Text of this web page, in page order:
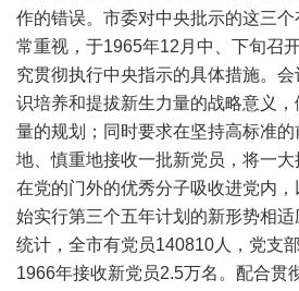
作的错误。市委对中央批示的这三
常重视，于1965年12月中、下旬召
究贯彻执行中央指示的具体措施。
识培养和提拔新生力量的战略意义
量的规划；同时要求在坚持高标准
地、慎重地接收一批新党员，将一
在党的门外的优秀分子吸收进党内
始实行第三个五年计划的新形势相
统计，全市有党员140810人，党支
1966年接收新党员2.5万名。配合贯